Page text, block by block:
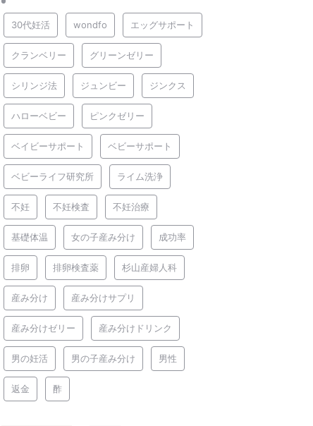
30代妊活 wondfo エッグサポート
クランベリー グリーンゼリー
シリンジ法 ジュンビー ジンクス
ハローベビー ピンクゼリー
ベイビーサポート ベビーサポート
ベビーライフ研究所 ライム洗浄
不妊 不妊検査 不妊治療
基礎体温 女の子産み分け 成功率
排卵 排卵検査薬 杉山産婦人科
産み分け 産み分けサプリ
産み分けゼリー 産み分けドリンク
男の妊活 男の子産み分け 男性
返金 酢